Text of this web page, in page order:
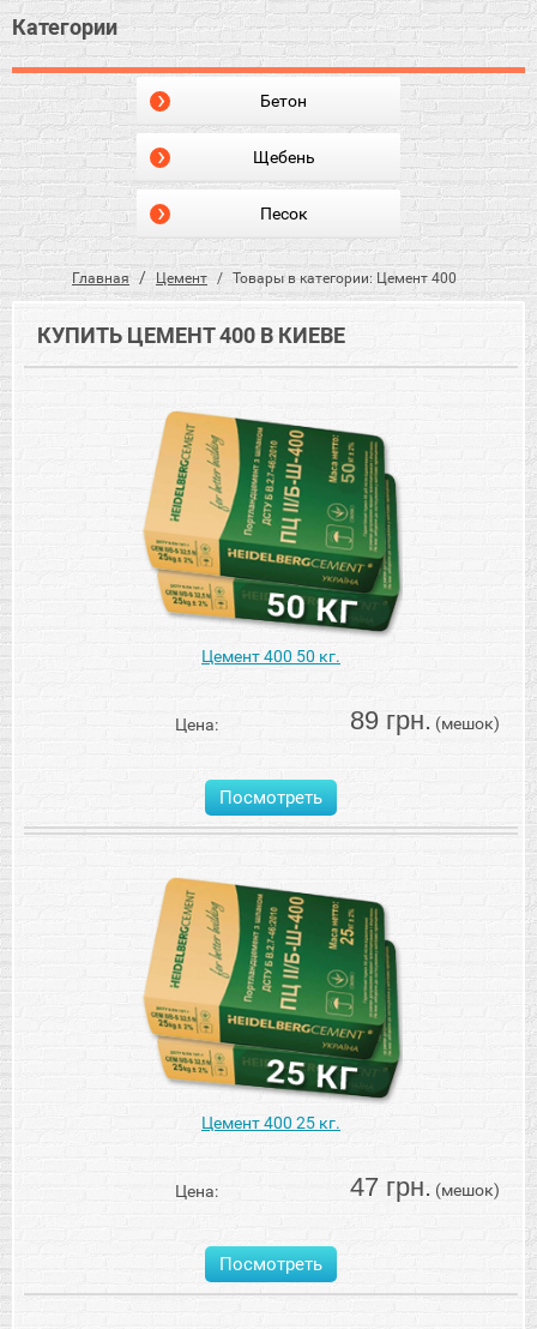
Категории
Бетон
Щебень
Песок
Главная Цемент Товары в категории: Цемент 400
КУПИТЬ ЦЕМЕНТ 400 В КИЕВЕ
Цемент 400 50 кг.
Цена: 89 грн. (мешок)
Посмотреть
Цемент 400 25 кг.
Цена: 47 грн. (мешок)
Посмотреть